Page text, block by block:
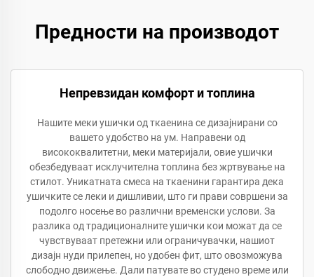
Предности на производот
Непревзидан комфорт и топлина
Нашите меки ушички од ткаенина се дизајнирани со
вашето удобство на ум. Направени од
висококвалитетни, меки материјали, овие ушички
обезбедуваат исклучителна топлина без жртвување на
стилот. Уникатната смеса на ткаенини гарантира дека
ушичките се леки и дишливии, што ги прави совршени за
подолго носење во различни временски услови. За
разлика од традиционалните ушички кои можат да се
чувствуваат претежни или ограничувачки, нашиот
дизајн нуди прилепен, но удобен фит, што овозможува
слободно движење. Дали патувате во студено време или